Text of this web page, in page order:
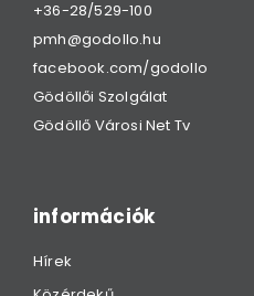
+36-28/529-100
pmh@godollo.hu
facebook.com/godollo
Gödöllői Szolgálat
Gödöllő Városi Net Tv
információk
Hírek